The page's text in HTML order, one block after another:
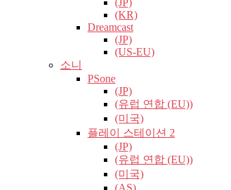
(JP)
(KR)
Dreamcast
(JP)
(US-EU)
소니
PSone
(JP)
(유럽​​ 연합 (EU))
(미국)
플레이 스테이션 2
(JP)
(유럽​​ 연합 (EU))
(미국)